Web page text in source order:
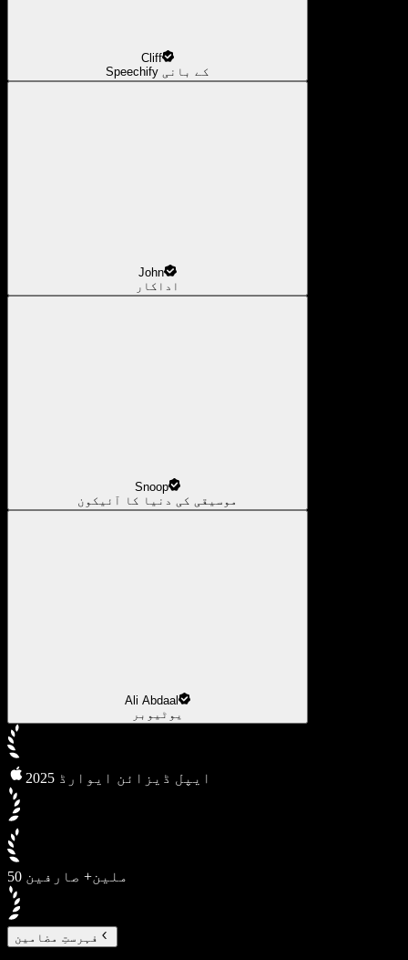
Cliff
Speechify کے بانی
John
اداکار
Snoop
موسیقی کی دنیا کا آئیکون
Ali Abdaal
یوٹیوبر
2025 ایپل ڈیزائن ایوارڈ
50 ملین+ صارفین
فہرستِ مضامین